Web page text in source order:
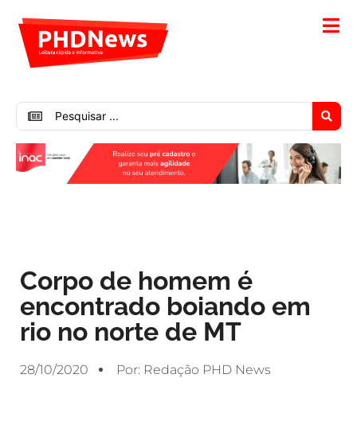
Corpo de homem é
encontrado boiando em
rio no norte de MT
28/10/2020 Por: Redação PHD News